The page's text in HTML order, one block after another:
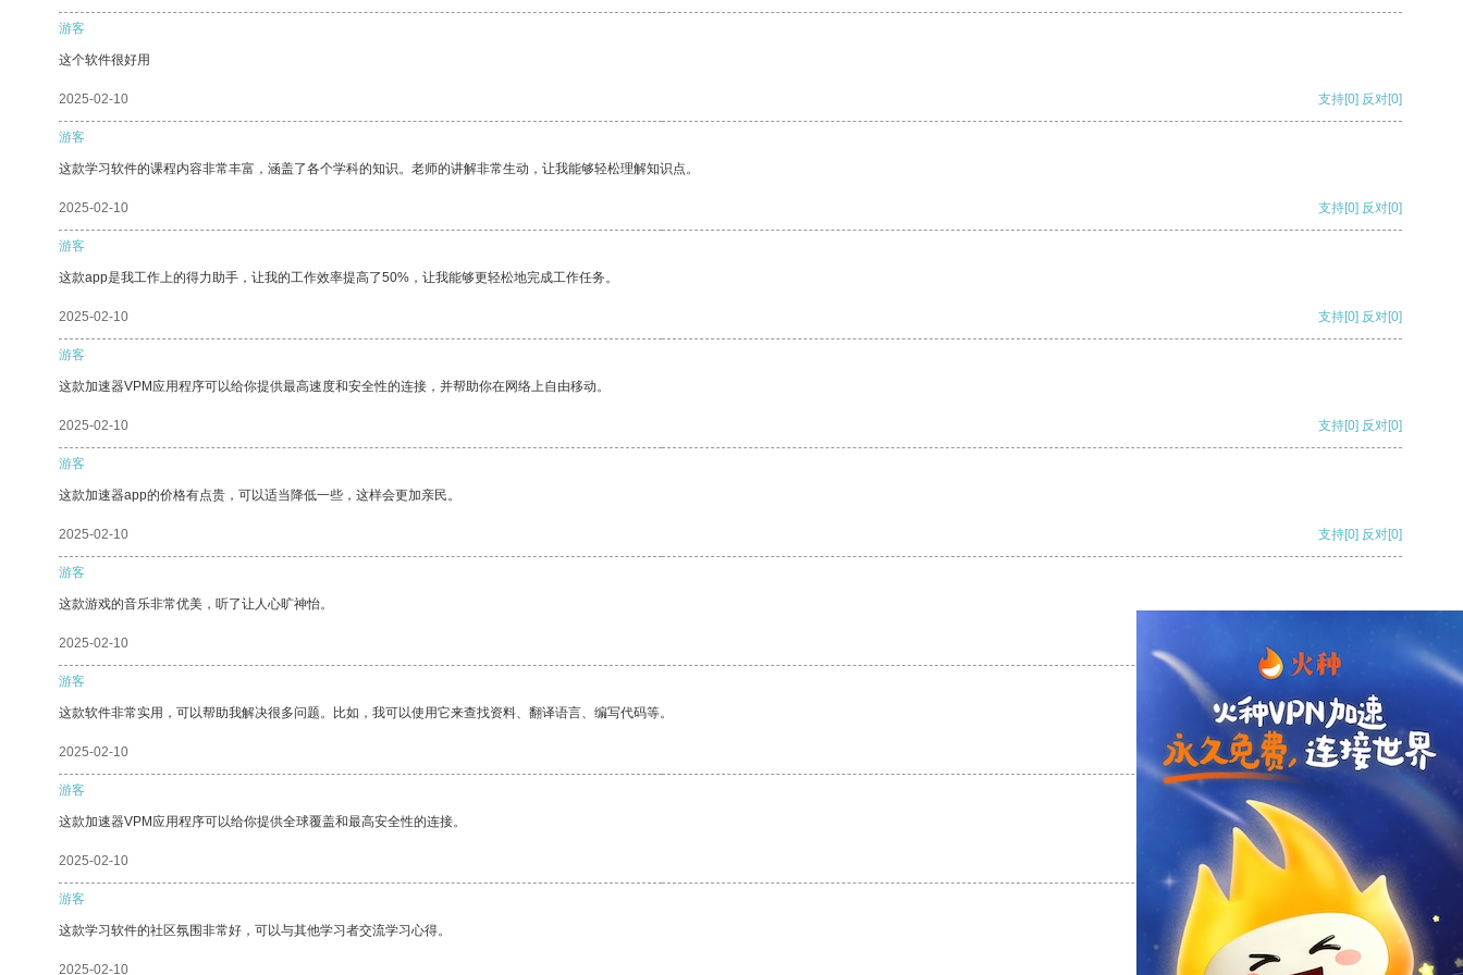
游客
这个软件很好用
2025-02-10 支持[0] 反对[0]
游客
这款学习软件的课程内容非常丰富，涵盖了各个学科的知识。老师的讲解非常生动，让我能够轻松理解知识点。
2025-02-10 支持[0] 反对[0]
游客
这款app是我工作上的得力助手，让我的工作效率提高了50%，让我能够更轻松地完成工作任务。
2025-02-10 支持[0] 反对[0]
游客
这款加速器VPM应用程序可以给你提供最高速度和安全性的连接，并帮助你在网络上自由移动。
2025-02-10 支持[0] 反对[0]
游客
这款加速器app的价格有点贵，可以适当降低一些，这样会更加亲民。
2025-02-10 支持[0] 反对[0]
游客
这款游戏的音乐非常优美，听了让人心旷神怡。
2025-02-10
游客
这款软件非常实用，可以帮助我解决很多问题。比如，我可以使用它来查找资料、翻译语言、编写代码等。
2025-02-10 支持 [0] 反对[0]
游客
这款加速器VPM应用程序可以给你提供全球覆盖和最高安全性的连接。
2025-02-10 支持[0] 反对
游客
这款学习软件的社区氛围非常好，可以与其他学习者交流学习心得。
2025-02-10 支持[0] 反对[0]